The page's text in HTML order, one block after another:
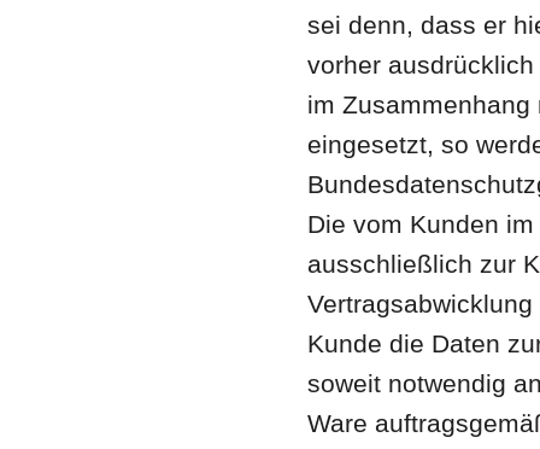
sei denn, dass er
vorher
im
eingesetzt, so
Die vom Kunden
ausschließlich zur
Kunde die Daten
soweit notwendig
Ware